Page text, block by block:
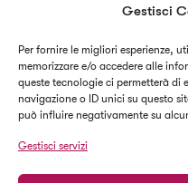
Gestisci
Per fornire le migliori esperienze,
memorizzare e/o accedere alle
queste tecnologie ci permetterà
navigazione o ID unici su questo
può influire negativamente su
Gestisci servizi